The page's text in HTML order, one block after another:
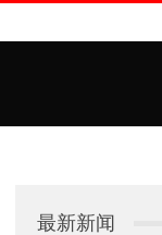
最新新闻